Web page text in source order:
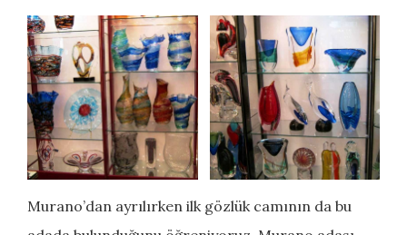
Murano’dan ayrılırken ilk gözlük camının da bu